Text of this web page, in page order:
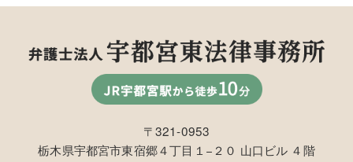
〒321-0953
栃木県宇都宮市東宿郷４丁目１−２０ 山口ビル ４階